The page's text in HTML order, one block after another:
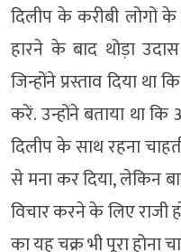
दिलीप के करीबी लोगों
हारने के बाद थोड़ा
जिन्होंने प्रस्ताव दिया
करें. उन्होंने बताया था
दिलीप के साथ रहना
से मना कर दिया, लेकिन
विचार करने के लिए राजी
का यह चक्र भी पूरा होना